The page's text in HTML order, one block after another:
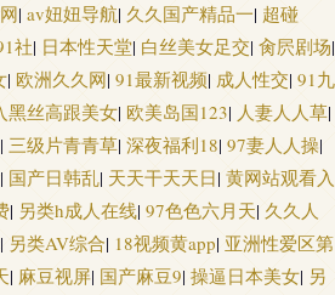
免费A∨ 欧美酒色网 无码超碰 天堂色导航 精
网站 大香蕉伊 99艹艹 婷婷瑟瑟在线 91tv视频
海角社区少妇 欧美精品一二三 亚洲超清有码
人淫淫网 青青草五月份天 探花熟女 91网站做
观看小视频 91啦九色绿帽 91精品福利 综合社
| av妞妞导航| 久久国产精品一| 超碰
社| 日本性天堂| 白丝美女足交| 肏屄剧场|
| 欧洲久久网| 91最新视频| 成人性交| 91九
黑丝高跟美女| 欧美岛国123| 人妻人人草|
| 三级片青青草| 深夜福利18| 97妻人人操|
| 国产日韩乱| 天天干天天日| 黄网站观看入
| 另类h成人在线| 97色色六月天| 久久人
| 另类AV综合| 18视频黄app| 亚洲性爱区第
| 麻豆视屏| 国产麻豆9| 操逼日本美女| 另